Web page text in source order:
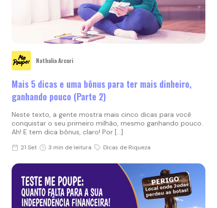
Nathalia Arcuri
Mais 5 dicas e uma bônus para ter mais dinheiro,
ganhando pouco (Parte 2)
Neste texto, a gente mostra mais cinco dicas para você
conquistar o seu primeiro milhão, mesmo ganhando pouco.
Ah! E tem dica bônus, claro! Por […]
21 Set 3 min de leitura Dicas de Riqueza